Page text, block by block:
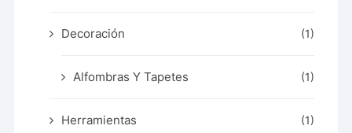
Decoración (1)
Alfombras Y Tapetes (1)
Herramientas (1)